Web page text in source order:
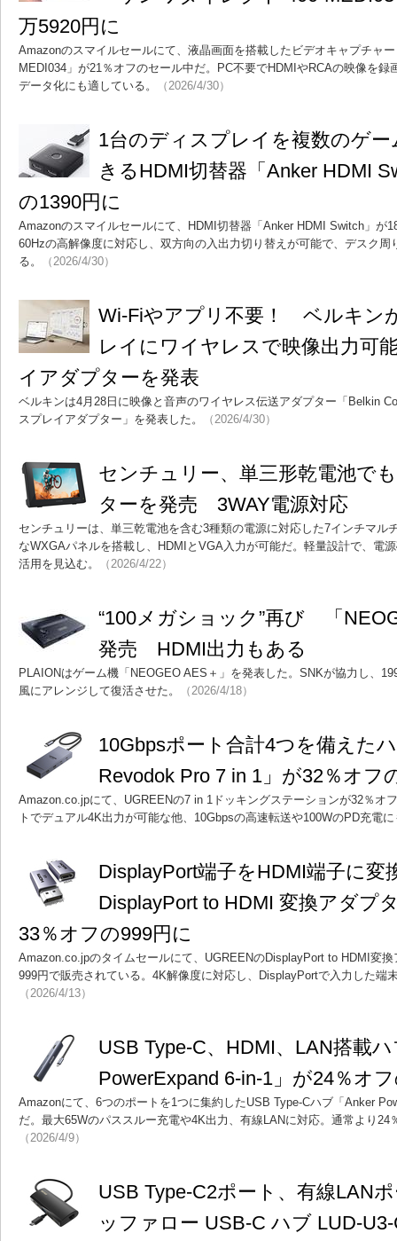
万5920円に
Amazonのスマイルセールにて、液晶画面を搭載したビデオキャプチャ
MEDI034」が21％オフのセール中だ。PC不要でHDMIやRCAの映像を録
データ化にも適している。
（2026/4/30）
1台のディスプレイを複数のゲ
きるHDMI切替器「Anker HDMI
の1390円に
Amazonのスマイルセールにて、HDMI切替器「Anker HDMI Switch」が
60Hzの高解像度に対応し、双方向の入出力切り替えが可能で、デスク周
る。
（2026/4/30）
Wi-Fiやアプリ不要！ ベルキン
レイにワイヤレスで映像出力可
イアダプターを発表
ベルキンは4月28日に映像と音声のワイヤレス伝送アダプター「Belkin
スプレイアダプター」を発表した。
（2026/4/30）
センチュリー、単三形乾電池で
ターを発売 3WAY電源対応
センチュリーは、単三乾電池を含む3種類の電源に対応した7インチマル
なWXGAパネルを搭載し、HDMIとVGA入力が可能だ。軽量設計で、電
活用を見込む。
（2026/4/22）
“100メガショック”再び 「
発売 HDMI出力もある
PLAIONはゲーム機「NEOGEO AES＋」を発表した。SNKが協力し、
風にアレンジして復活させた。
（2026/4/18）
10Gbpsポート合計4つを備えた
Revodok Pro 7 in 1」が32％オフ
Amazon.co.jpにて、UGREENの7 in 1ドッキングステーションが32％オ
トでデュアル4K出力が可能な他、10Gbpsの高速転送や100WのPD充電
DisplayPort端子をHDMI端子に変
DisplayPort to HDMI 変換アダプ
33％オフの999円に
Amazon.co.jpのタイムセールにて、UGREENのDisplayPort to HDMI変
999円で販売されている。4K解像度に対応し、DisplayPortで入力した端
（2026/4/13）
USB Type-C、HDMI、LAN搭載
PowerExpand 6-in-1」が24％オ
Amazonにて、6つのポートを1つに集約したUSB Type-Cハブ「Anker
だ。最大65Wのパススルー充電や4K出力、有線LANに対応。通常より24
（2026/4/9）
USB Type-C2ポート、有線LAN
ッファロー USB-C ハブ LUD-